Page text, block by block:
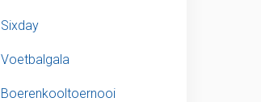
Sixday
Voetbalgala
Boerenkooltoernooi